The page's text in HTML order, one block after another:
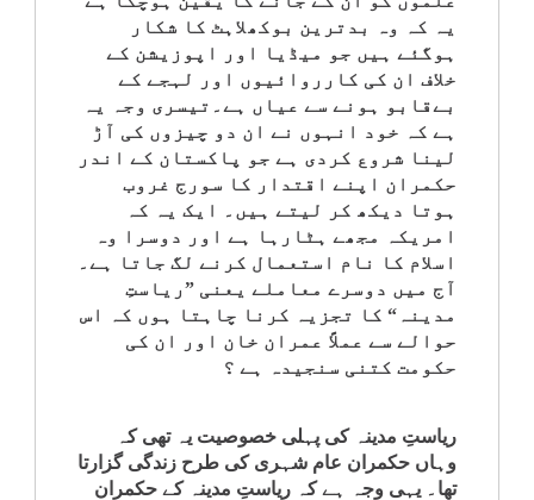
یہ کہ وہ بدترین بوکھلاہٹ کا شکار
ہوگئے ہیں جو میڈیا اور اپوزیشن کے
خلاف ان کی کارروائیوں اور لہجے کے
بےقابو ہونے سے عیاں ہے۔تیسری وجہ یہ
ہے کہ خود انہوں نے ان دو چیزوں کی آڑ
لینا شروع کردی ہے جو پاکستان کے اندر
حکمران اپنے اقتدار کا سورج غروب
ہوتا دیکھ کر لیتے ہیں۔ ایک یہ کہ
امریکہ مجھے ہٹارہا ہے اور دوسرا وہ
اسلام کا نام استعمال کرنے لگ جاتا ہے۔
آج میں دوسرے معاملے یعنی ”ریاستِ
مدینہ“ کا تجزیہ کرنا چاہتا ہوں کہ اس
حوالے سے عملاً عمران خان اور ان کی
حکومت کتنی سنجیدہ ہے ؟
ریاستِ مدینہ کی پہلی خصوصیت یہ تھی کہ
وہاں حکمران عام شہری کی طرح زندگی گزارتا
تھا۔ یہی وجہ ہے کہ ریاستِ مدینہ کے حکمران